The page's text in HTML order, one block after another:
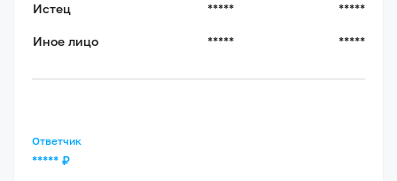
Истец ***** *****
Иное лицо ***** *****
Ответчик
***** ₽